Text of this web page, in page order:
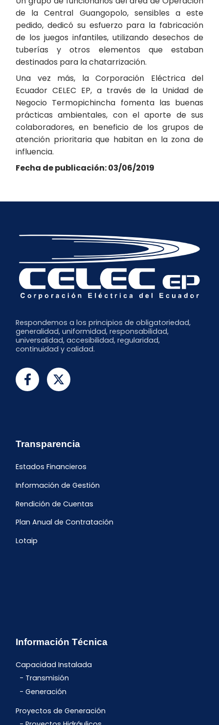
de la Central Guangopolo, sensibles a este
pedido, dedicó su esfuerzo para la fabricación
de los juegos infantiles, utilizando desechos de
tuberías y otros elementos que estaban
destinados para la chatarrización.
Una vez más, la Corporación Eléctrica del
Ecuador CELEC EP, a través de la Unidad de
Negocio Termopichincha fomenta las buenas
prácticas ambientales, con el aporte de sus
colaboradores, en beneficio de los grupos de
atención prioritaria que habitan en la zona de
influencia.
Fecha de publicación: 03/06/2019
Respondemos a los principios de obligatoriedad,
generalidad, uniformidad, responsabilidad,
universalidad, accesibilidad, regularidad,
continuidad y calidad.
Transparencia
Estados Financieros
Información de Gestión
Rendición de Cuentas
Plan Anual de Contratación
Lotaip
Información Técnica
Capacidad Instalada
Transmisión
Generación
Proyectos de Generación